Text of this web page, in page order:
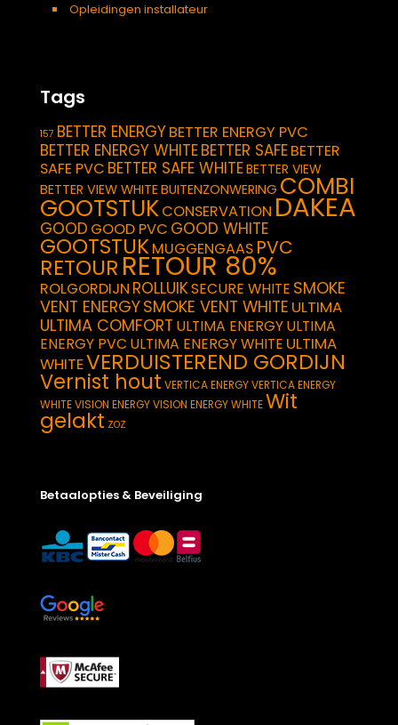
Opleidingen installateur
Tags
157 BETTER ENERGYBETTER ENERGY PVC
BETTER ENERGY WHITEBETTER SAFEBETTER
SAFE PVC BETTER SAFE WHITEBETTER VIEW
BETTER VIEW WHITEBUITENZONWERING COMBI
GOOTSTUKCONSERVATION DAKEA
GOOD GOOD PVC GOOD WHITE
GOOTSTUKMUGGENGAAS PVC
RETOUR RETOUR 80%
ROLGORDIJN ROLLUIKSECURE WHITE SMOKE
VENT ENERGYSMOKE VENT WHITE ULTIMA
ULTIMA COMFORT ULTIMA ENERGYULTIMA
ENERGY PVC ULTIMA ENERGY WHITE ULTIMA
WHITEVERDUISTEREND GORDIJN
Vernist hout VERTICA ENERGYVERTICA ENERGY
WHITEVISION ENERGYVISION ENERGY WHITEWit
gelakt ZOZ
Betaalopties & Beveiliging